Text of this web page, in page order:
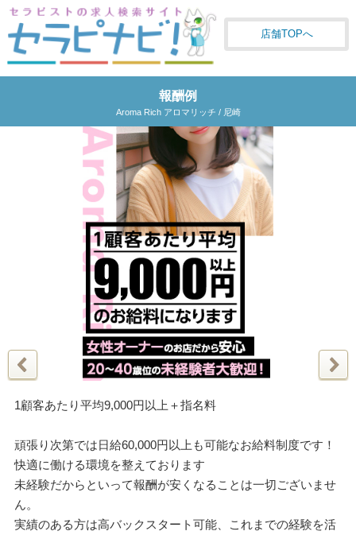
店舗TOPへ
報酬例
Aroma Rich アロマリッチ / 尼崎
1顧客あたり平均9,000円以上＋指名料
頑張り次第では日給60,000円以上も可能なお給料制度です！
快適に働ける環境を整えております
未経験だからといって報酬が安くなることは一切ございませ
ん。
実績のある方は高バックスタート可能、これまでの経験を活